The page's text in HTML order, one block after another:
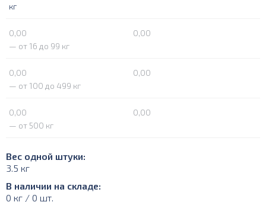
кг
0,00
0,00
— от 16 до 99 кг
0,00
0,00
— от 100 до 499 кг
0,00
0,00
— от 500 кг
Вес одной штуки:
3.5 кг
В наличии на складе:
0 кг / 0 шт.